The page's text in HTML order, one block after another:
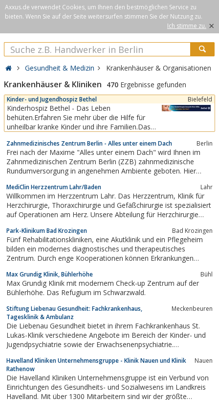
Axxus.de verwendet Cookies, um Ihnen den bestmöglichen Service zu
bieten. Wenn Sie auf der Seite weitersurfen stimmen Sie der Nutzung zu.
Ich stimme zu. ×
Gesundheit & Medizin Krankenhäuser & Organisationen
Krankenhäuser & Kliniken 470 Ergebnisse gefunden
Kinder- und Jugendhospiz Bethel Bielefeld
Kinderhospiz Bethel - Das Leben
behüten.Erfahren Sie mehr über die Hilfe für
unheilbar kranke Kinder und ihre Familien.Das
Satz wie ein Paukenschlag – wahr, ehrlich und
trotzdem kein Trost für unheilbar kranke Kinder
und ihre Familien. In dieser Ausnahmesituation
brauchen die...
Zahnmedizinisches Zentrum Berlin - Alles unter einem Dach Berlin
Frei nach der Maxime "Alles unter einem Dach" wird Ihnen im
Zahnmedizinischen Zentrum Berlin (ZZB) zahnmedizinische
Rundumversorgung in angenehmen Ambiente geboten. Hier
Gesichtschirurgie, ein Prophylaxe- und Zahnaufhellungszentrum
sowie ein...
MediClin Herzzentrum Lahr/Baden Lahr
Willkommen im Herzzentrum Lahr. Das Herzzentrum, Klinik für
Herzchirurgie, Thoraxchirurgie und Gefäßchirurgie ist spezialisiert
auf Operationen am Herz. Unsere Abteilung für Herzchirurgie
Park-Klinikum Bad Krozingen Bad Krozingen
Fünf Rehabilitationskliniken, eine Akutklinik und ein Pflegeheim
bilden ein modernes diagnostisches und therapeutisches
Zentrum. Durch enge Kooperationen können Erkrankungen
Max Grundig Klinik, Bühlerhöhe Bühl
Max Grundig Klinik mit modernem Check-up Zentrum auf der
Bühlerhöhe. Das Refugium im Schwarzwald.
Stiftung Liebenau Gesundheit: Fachkrankenhaus,
Tagesklinik & Ambulanz
Meckenbeuren
Die Liebenau Gesundheit bietet in ihrem Fachkrankenhaus St.
Lukas-Klinik verschiedene Angebote im Bereich der Kinder- und
Jugendpsychiatrie sowie der Erwachsenenpsychiatrie.
dabei Menschen ein Zuhause, die eine längerfristige umfassende
Begleitung benötigen.
Havelland Kliniken Unternehmensgruppe - Klinik Nauen und Klinik
Rathenow
Nauen
Die Havelland Kliniken Unternehmensgruppe ist ein Verbund von
Einrichtungen des Gesundheits- und Sozialwesens im Landkreis
Havelland. Mit über 1300 Mitarbeitern sind wir der größte